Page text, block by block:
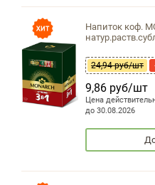
Напиток коф.
24,94 руб/шт
9,86 руб/шт
Цена
до 30.08.2026